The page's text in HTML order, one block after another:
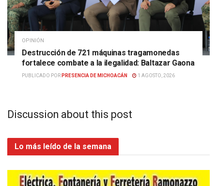
OPINIÓN
Destrucción de 721 máquinas tragamonedas
fortalece combate a la ilegalidad: Baltazar Gaona
PUBLICADO POR PRESENCIA DE MICHOACÁN 1 AGOSTO, 2026
Discussion about this post
Lo más leído de la semana